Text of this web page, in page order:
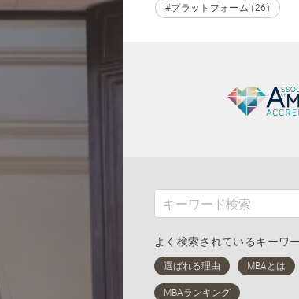
#プラットフォーム (26)
よく検索されているキーワ